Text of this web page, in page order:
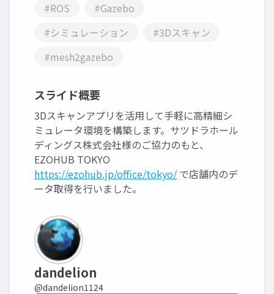
#ROS
#Gazebo
#シミュレーション
#3Dスキャン
#mesh2gazebo
スライド概要
3Dスキャンアプリを活用して手軽に高精細シ
ミュレータ環境を構築します。サツドラホール
ディングス株式会社様のご協力のもと、
EZOHUB TOKYO
https://ezohub.jp/office/tokyo/ で店舗内のデ
ータ取得を行いました。
dandelion
@dandelion1124